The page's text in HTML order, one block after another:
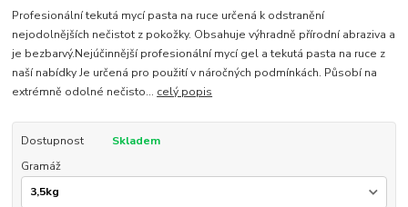
Profesionální tekutá mycí pasta na ruce určená k odstranění
nejodolnějších nečistot z pokožky. Obsahuje výhradně přírodní abraziva a
je bezbarvý. ​Nejúčinnější profesionální mycí gel a tekutá pasta na ruce z
naší nabídky Je určená pro použití v náročných podmínkách. Působí na
extrémně odolné nečisto... celý popis
Dostupnost
Skladem
Gramáž